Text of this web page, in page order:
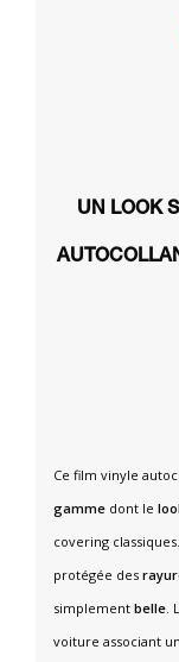
UN LOOK
Ce film vinyle
gamme dont le
covering
protégée des
simplement belle
voiture associant